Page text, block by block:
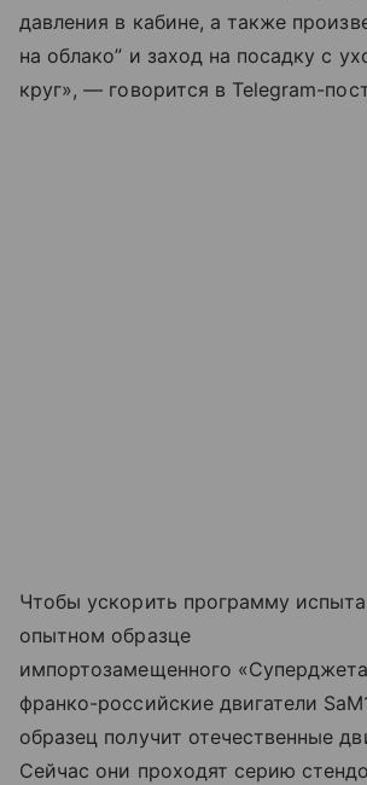
давления в кабине, а также
на облако” и заход на посадку с
круг», — говорится в Telegram-
Чтобы ускорить программу
опытном образце
импортозамещенного
франко-российские двигатели
образец получит отечественные
Сейчас они проходят серию